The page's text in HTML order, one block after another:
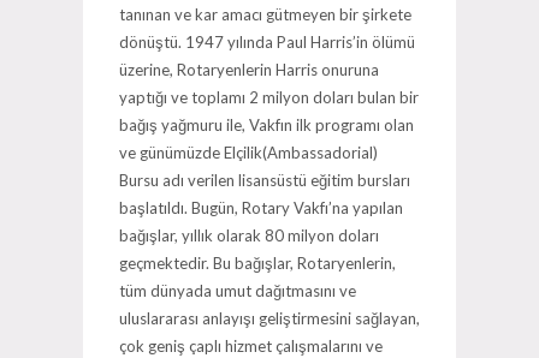
tanınan ve kar amacı gütmeyen bir şirkete
dönüştü. 1947 yılında Paul Harris’in ölümü
üzerine, Rotaryenlerin Harris onuruna
yaptığı ve toplamı 2 milyon doları bulan bir
bağış yağmuru ile, Vakfın ilk programı olan
ve günümüzde Elçilik(Ambassadorial)
Bursu adı verilen lisansüstü eğitim bursları
başlatıldı. Bugün, Rotary Vakfı’na yapılan
bağışlar, yıllık olarak 80 milyon doları
geçmektedir. Bu bağışlar, Rotaryenlerin,
tüm dünyada umut dağıtmasını ve
uluslararası anlayışı geliştirmesini sağlayan,
çok geniş çaplı hizmet çalışmalarını ve